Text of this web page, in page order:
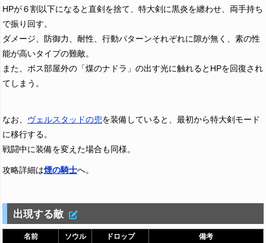
HPが６割以下になると直剣を捨て、特大剣に黒炎を纏わせ、両手持ち
で振り回す。
ダメージ、防御力、耐性、行動パターンそれぞれに隙が無く、素の性
能が高いタイプの難敵。
また、ボス部屋外の「煤のナドラ」の出す光に触れるとHPを回復され
てしまう。
なお、 ヴェルスタッドの兜を装備していると、最初から特大剣モード
に移行する。
戦闘中に装備を変えた場合も同様。
攻略詳細は煙の騎士へ。
出現する敵
名前 ソウル ドロップ 備考